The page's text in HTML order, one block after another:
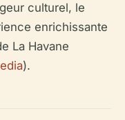
culturel, le
enrichissante
La Havane
).